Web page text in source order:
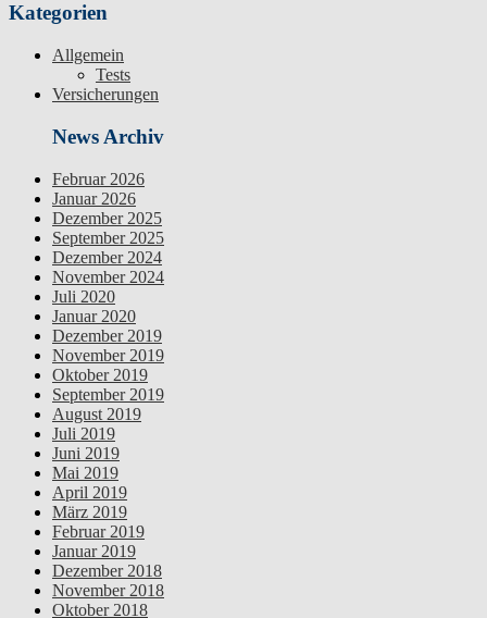
Kategorien
Allgemein
Tests
Versicherungen
News Archiv
Februar 2026
Januar 2026
Dezember 2025
September 2025
Dezember 2024
November 2024
Juli 2020
Januar 2020
Dezember 2019
November 2019
Oktober 2019
September 2019
August 2019
Juli 2019
Juni 2019
Mai 2019
April 2019
März 2019
Februar 2019
Januar 2019
Dezember 2018
November 2018
Oktober 2018